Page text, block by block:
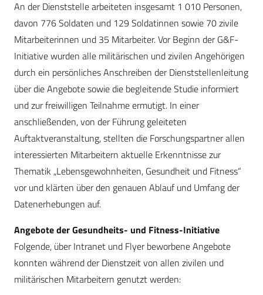
An der Dienststelle arbeiteten insgesamt 1 010 Personen,
davon 776 Soldaten und 129 Soldatinnen sowie 70 zivile
Mitarbeiterinnen und 35 Mitarbeiter. Vor Beginn der G&F-
Initiative wurden alle militärischen und zivilen Angehörigen
durch ein persönliches Anschreiben der Dienststellenleitung
über die Angebote sowie die begleitende Studie informiert
und zur freiwilligen Teilnahme ermutigt. In einer
anschließenden, von der Führung geleiteten
Auftaktveranstaltung, stellten die Forschungspartner allen
interessierten Mitarbeitern aktuelle Erkenntnisse zur
Thematik „Lebensgewohnheiten, Gesundheit und Fitness“
vor und klärten über den genauen Ablauf und Umfang der
Datenerhebungen auf.
Angebote der Gesundheits- und Fitness-Initiative
Folgende, über Intranet und Flyer beworbene Angebote
konnten während der Dienstzeit von allen zivilen und
militärischen Mitarbeitern genutzt werden: